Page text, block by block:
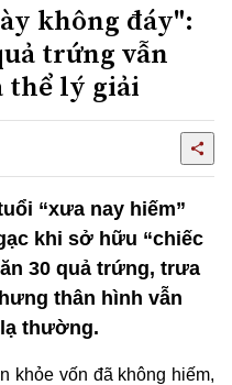
không đáy":
trứng vẫn
thể lý giải
“xưa nay hiếm”
khi sở hữu “chiếc
30 quả trứng, trưa
thân hình vẫn
thường.
khỏe vốn đã không hiếm,